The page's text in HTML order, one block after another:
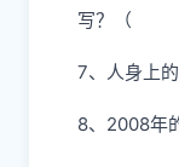
写？（
7、人身上
8、2008年